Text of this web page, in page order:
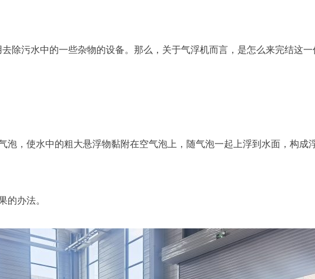
污水中的一些杂物的设备。那么，关于气浮机而言，是怎么来完结这
，使水中的粗大悬浮物黏附在空气泡上，随气泡一起上浮到水面，构成
办法。